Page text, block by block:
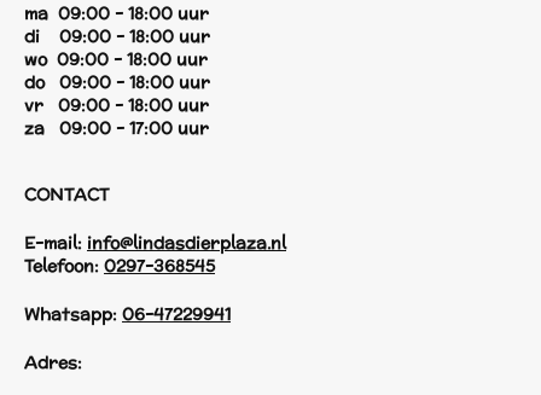
ma 09:00 - 18:00 uur
di 09:00 - 18:00 uur
wo 09:00 - 18:00 uur
do 09:00 - 18:00 uur
vr 09:00 - 18:00 uur
za 09:00 - 17:00 uur
CONTACT
E-mail: info@lindasdierplaza.nl
Telefoon: 0297-368545
Whatsapp: 06-47229941
Adres: